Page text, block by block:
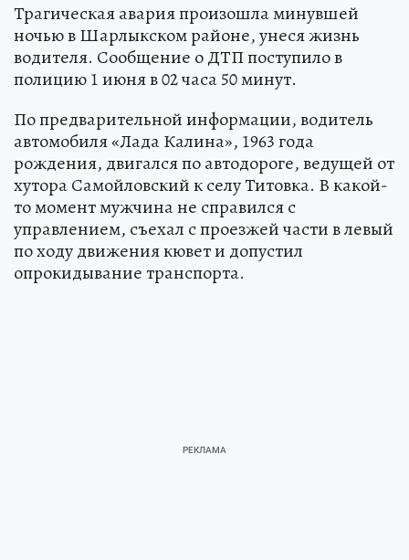
Трагическая авария произошла минувшей
ночью в Шарлыкском районе, унеся жизнь
водителя. Сообщение о ДТП поступило в
полицию 1 июня в 02 часа 50 минут.
По предварительной информации, водитель
автомобиля «Лада Калина», 1963 года
рождения, двигался по автодороге, ведущей от
хутора Самойловский к селу Титовка. В какой-
то момент мужчина не справился с
управлением, съехал с проезжей части в левый
по ходу движения кювет и допустил
опрокидывание транспорта.